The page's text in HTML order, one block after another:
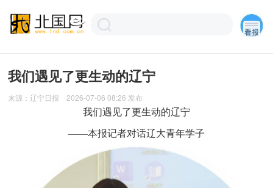
我们遇见了更生动的辽宁
来源：辽宁日报 2026-07-06 08:26 发布
我们遇见了更生动的辽宁
——本报记者对话辽大青年学子